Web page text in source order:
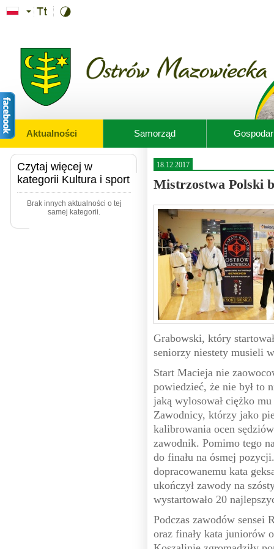
Przejdź do treści
Aktualności Samorząd
Czytaj więcej w
kategorii Kultura i sport
Brak innych aktualności o tej
samej kategorii.
18.12.2017
Mistrzostwa Polski
Grabowski, który
seniorzy niestety musieli
Start Macieja nie
powiedzieć, że nie był to
jaką wylosował ciężko
Zawodnicy, którzy jako
kalibrowania ocen
zawodnik. Pomimo tego
do finału na ósmej
dopracowanemu kata
ukończył zawody na
wystartowało 20
Podczas zawodów sensei
oraz finały kata juniorów